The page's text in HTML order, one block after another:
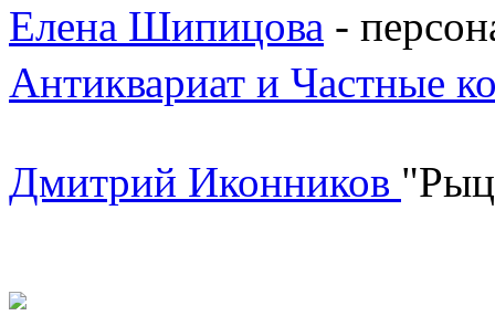
Елена Шипицова -
Антиквариат и Частные
Дмитрий Иконников